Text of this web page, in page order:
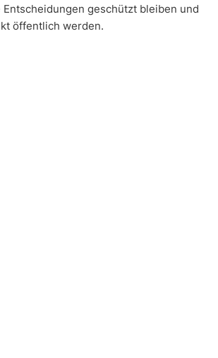
geschützt bleiben und
öffentlich werden.